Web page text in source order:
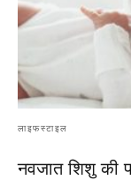
लाइफस्टाइल
नवजात शिशु की